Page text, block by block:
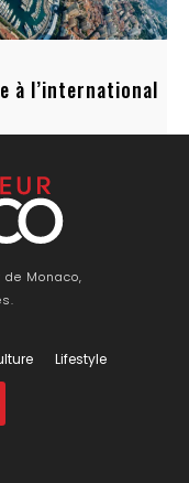
à l’international
Monaco,
Lifestyle